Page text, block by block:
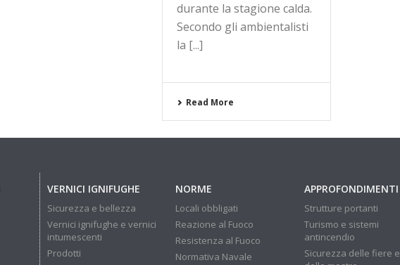
durante la stagione calda.
Secondo gli ambientalisti
la [...]
Read More
VERNICI IGNIFUGHE
Sicurezza e bellezza
Vernici ignifughe e vernici
intumescenti
Prodotti
NORME
Locali obbligati
Reazione al Fuoco
Resistenza al Fuoco
Normativa Navale
APPROFONDIMENTI
Strutture portanti
Turismo e sistemi
antincendio
Sicurezza delle fiere e